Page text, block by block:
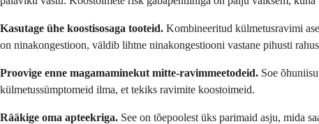
Kasutage ühe koostisosaga tooteid. Kombineeritud külmetusravimi
on ninakongestioon, väldib lihtne ninakongestiooni vastane pihusti
Proovige enne magamaminekut mitte-ravimmeetodeid. Soe
külmetussümptomeid ilma, et tekiks ravimite koostoimeid.
Rääkige oma apteekriga. See on tõepoolest üks parimaid asju, mida